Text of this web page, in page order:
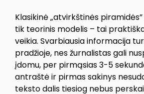
Klasikinė „atvirkštinės
tik teorinis modelis – tai
veikia. Svarbiausia informacija
pradžioje, nes žurnalistas gali
įdomu, per pirmąsias 3-5
antraštė ir pirmas sakinys
teksto dalis tiesiog nebus